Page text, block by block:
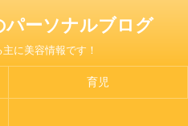
パーソナルブログ
に美容情報です！
育児